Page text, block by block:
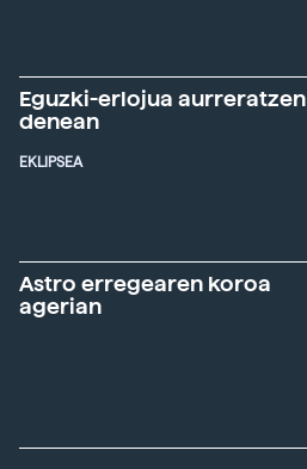
Eguzki-erlojua aurreratzen
denean
EKLIPSEA
Astro erregearen koroa
agerian